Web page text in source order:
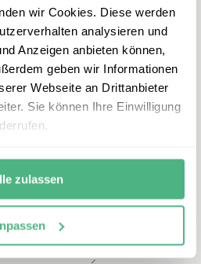
wir Cookies. Diese werden
analysieren und
Anzeigen anbieten können,
geben wir Informationen
Webseite an Drittanbieter
Sie können Ihre Einwilligung
zulassen
– Freitag:
individueller